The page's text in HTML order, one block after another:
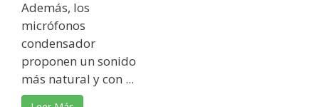
Además, los
micrófonos
condensador
proponen un sonido
más natural y con ...